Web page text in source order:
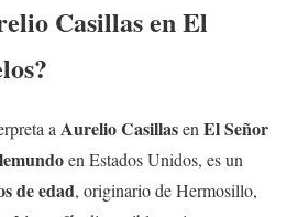
CasillasenEl
?
a Aurelio Casillasen El Señor
en Estados Unidos, es un
de edad, originario de Hermosillo,